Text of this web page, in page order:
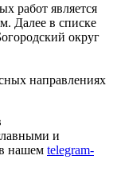
работ является
Далее в списке
округ
направлениях
и
нашем telegram-